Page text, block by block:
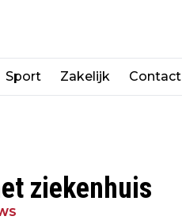
Sport Zakelijk Contact
ziekenhuis